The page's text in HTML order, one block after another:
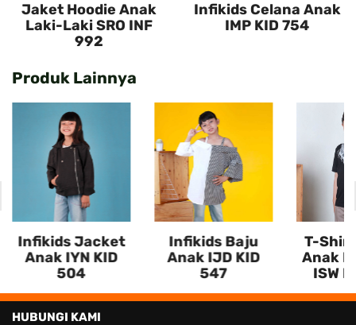
Jaket Hoodie Anak
Laki-Laki SRO INF
992
Infikids Celana Anak
IMP KID 754
Produk Lainnya
Infikids Jacket
Anak IYN KID
504
Infikids Baju
Anak IJD KID
547
T-
Anak
ISW
HUBUNGI KAMI